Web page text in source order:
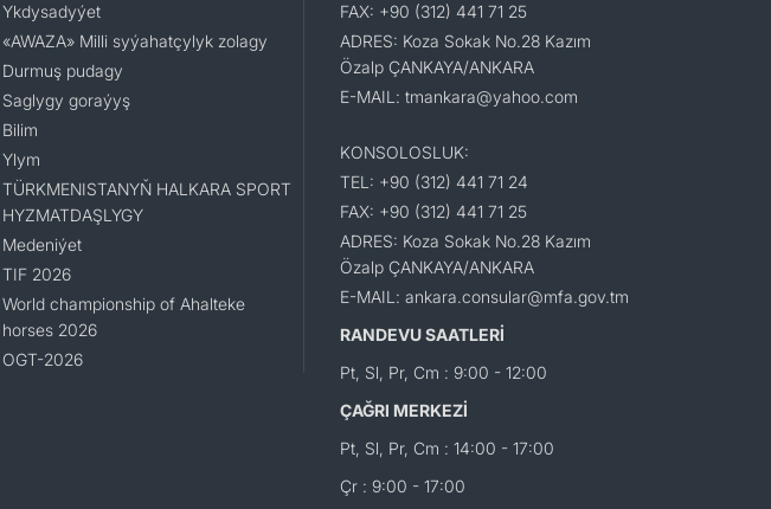
Ykdysadyýet
«AWAZA» Milli syýahatçylyk zolagy
Durmuş pudagy
Saglygy goraýyş
Bilim
Ylym
TÜRKMENISTANYŇ HALKARA SPORT
HYZMATDAŞLYGY
Medeniýet
TIF 2026
World championship of Ahalteke
horses 2026
OGT-2026
FAX: +90 (312) 441 71 25
ADRES: Koza Sokak No.28 Kazım
Özalp ÇANKAYA/ANKARA
E-MAIL: tmankara@yahoo.com
KONSOLOSLUK:
TEL: +90 (312) 441 71 24
FAX: +90 (312) 441 71 25
ADRES: Koza Sokak No.28 Kazım
Özalp ÇANKAYA/ANKARA
E-MAIL: ankara.consular@mfa.gov.tm
RANDEVU SAATLERİ
Pt, Sl, Pr, Cm : 9:00 - 12:00
ÇAĞRI MERKEZİ
Pt, Sl, Pr, Cm : 14:00 - 17:00
Çr : 9:00 - 17:00